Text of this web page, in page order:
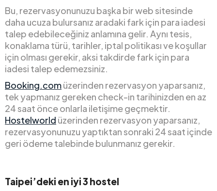
Bu, rezervasyonunuzu başka bir web sitesinde
daha ucuza bulursanız aradaki fark için para iadesi
talep edebileceğiniz anlamına gelir. Aynı tesis,
konaklama türü, tarihler, iptal politikası ve koşullar
için olması gerekir, aksi takdirde fark için para
iadesi talep edemezsiniz.
Booking.comüzerinden rezervasyon yaparsanız,
tek yapmanız gereken check-in tarihinizden en az
24 saat önce onlarla iletişime geçmektir.
Hostelworld üzerinden rezervasyon yaparsanız,
rezervasyonunuzu yaptıktan sonraki 24 saat içinde
geri ödeme talebinde bulunmanız gerekir.
Taipei’deki en iyi 3 hostel